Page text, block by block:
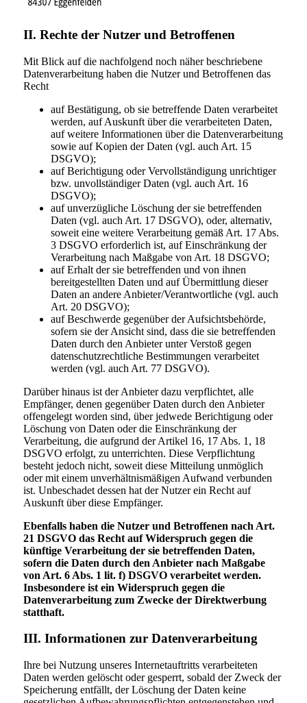
II. Rechte der Nutzer und Betroffenen
Mit Blick auf die nachfolgend noch näher beschriebene
Datenverarbeitung haben die Nutzer und Betroffenen das
Recht
auf Bestätigung, ob sie betreffende Daten verarbeitet
werden, auf Auskunft über die verarbeiteten Daten,
auf weitere Informationen über die Datenverarbeitung
sowie auf Kopien der Daten (vgl. auch Art. 15
DSGVO);
auf Berichtigung oder Vervollständigung unrichtiger
bzw. unvollständiger Daten (vgl. auch Art. 16
DSGVO);
auf unverzügliche Löschung der sie betreffenden
Daten (vgl. auch Art. 17 DSGVO), oder, alternativ,
soweit eine weitere Verarbeitung gemäß Art. 17 Abs.
3 DSGVO erforderlich ist, auf Einschränkung der
Verarbeitung nach Maßgabe von Art. 18 DSGVO;
auf Erhalt der sie betreffenden und von ihnen
bereitgestellten Daten und auf Übermittlung dieser
Daten an andere Anbieter/Verantwortliche (vgl. auch
Art. 20 DSGVO);
auf Beschwerde gegenüber der Aufsichtsbehörde,
sofern sie der Ansicht sind, dass die sie betreffenden
Daten durch den Anbieter unter Verstoß gegen
datenschutzrechtliche Bestimmungen verarbeitet
werden (vgl. auch Art. 77 DSGVO).
Darüber hinaus ist der Anbieter dazu verpflichtet, alle
Empfänger, denen gegenüber Daten durch den Anbieter
offengelegt worden sind, über jedwede Berichtigung oder
Löschung von Daten oder die Einschränkung der
Verarbeitung, die aufgrund der Artikel 16, 17 Abs. 1, 18
DSGVO erfolgt, zu unterrichten. Diese Verpflichtung
besteht jedoch nicht, soweit diese Mitteilung unmöglich
oder mit einem unverhältnismäßigen Aufwand verbunden
ist. Unbeschadet dessen hat der Nutzer ein Recht auf
Auskunft über diese Empfänger.
Ebenfalls haben die Nutzer und Betroffenen nach Art.
21 DSGVO das Recht auf Widerspruch gegen die
künftige Verarbeitung der sie betreffenden Daten,
sofern die Daten durch den Anbieter nach Maßgabe
von Art. 6 Abs. 1 lit. f) DSGVO verarbeitet werden.
Insbesondere ist ein Widerspruch gegen die
Datenverarbeitung zum Zwecke der Direktwerbung
statthaft.
III. Informationen zur Datenverarbeitung
Ihre bei Nutzung unseres Internetauftritts verarbeiteten
Daten werden gelöscht oder gesperrt, sobald der Zweck der
Speicherung entfällt, der Löschung der Daten keine